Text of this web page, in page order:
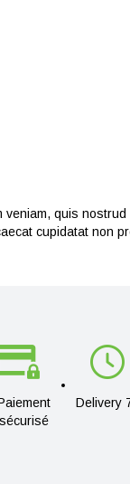
quis
cupidatat non
sécurisé
Delivery